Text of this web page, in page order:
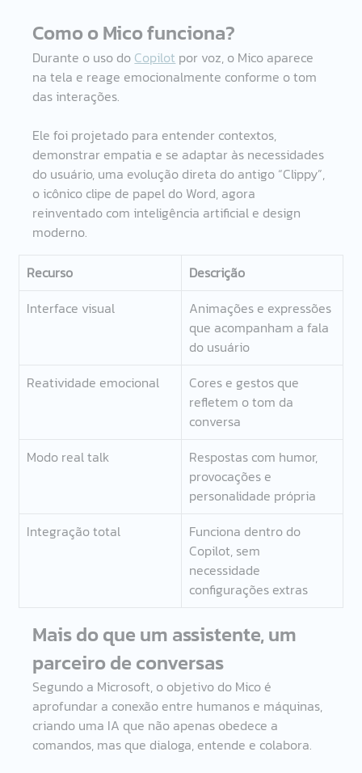
Como o Mico funciona?
Durante o uso do Copilot por voz, o Mico aparece
na tela e reage emocionalmente conforme o tom
das interações.
Ele foi projetado para entender contextos,
demonstrar empatia e se adaptar às necessidades
do usuário, uma evolução direta do antigo “Clippy”,
o icônico clipe de papel do Word, agora
reinventado com inteligência artificial e design
moderno.
Recurso
Descrição
Interface visual
Animações e expressões
que acompanham a fala
do usuário
Reatividade emocional
Cores e gestos que
refletem o tom da
conversa
Modo real talk
Respostas com humor,
provocações e
personalidade própria
Integração total
Funciona dentro do
Copilot, sem
necessidade
configurações extras
Mais do que um assistente, um
parceiro de conversas
Segundo a Microsoft, o objetivo do Mico é
aprofundar a conexão entre humanos e máquinas,
criando uma IA que não apenas obedece a
comandos, mas que dialoga, entende e colabora.